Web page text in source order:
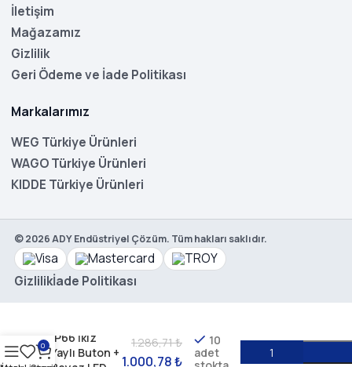
İletişim
Mağazamız
Gizlilik
Geri Ödeme ve İade Politikası
Markalarımız
WEG Türkiye Ürünleri
WAGO Türkiye Ürünleri
KIDDE Türkiye Ürünleri
©2026ADY Endüstriyel Çözüm. Tüm hakları saklıdır.
Gizlilikİade Politikası
WEG CSW2-
11000000-
IP66 İkiz
Yaylı Buton +
1.286,71₺
1.000,78₺
10
adet
0